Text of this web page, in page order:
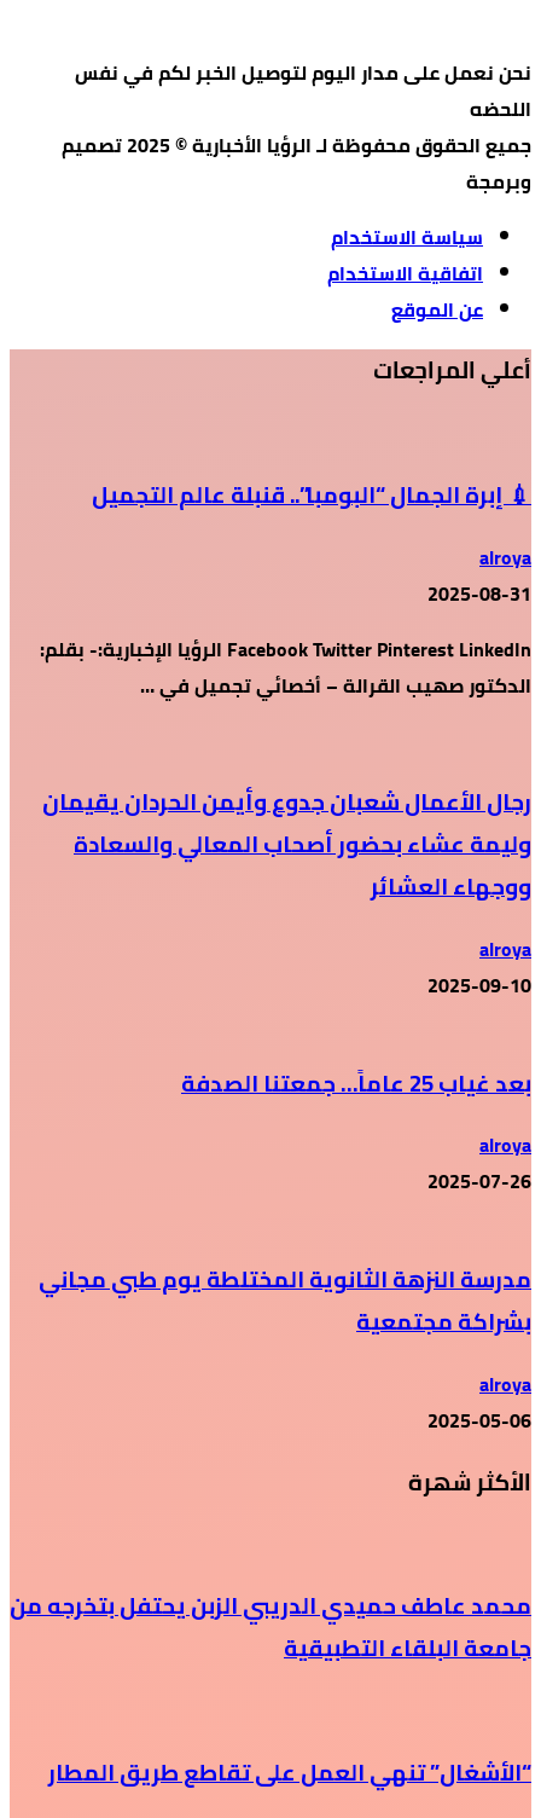
نحن نعمل على مدار اليوم لتوصيل الخبر لكم في نفس
اللحضه
جميع الحقوق محفوظة لـ الرؤيا الأخبارية © 2025 تصميم
وبرمجة
سياسة الاستخدام
اتفاقية الاستخدام
عن الموقع
أعلي المراجعات
💉 إبرة الجمال “البومبا”.. قنبلة عالم التجميل
alroya
2025-08-31
Facebook Twitter Pinterest LinkedIn الرؤيا الإخبارية:- بقلم:
الدكتور صهيب القرالة – أخصائي تجميل في …
رجال الأعمال شعبان جدوع وأيمن الحردان يقيمان
وليمة عشاء بحضور أصحاب المعالي والسعادة
ووجهاء العشائر
alroya
2025-09-10
بعد غياب 25 عاماً… جمعتنا الصدفة
alroya
2025-07-26
مدرسة النزهة الثانوية المختلطة يوم طبي مجاني
بشراكة مجتمعية
alroya
2025-05-06
الأكثر شهرة
محمد عاطف حميدي الدريبي الزبن يحتفل بتخرجه من
جامعة البلقاء التطبيقية
“الأشغال” تنهي العمل على تقاطع طريق المطار